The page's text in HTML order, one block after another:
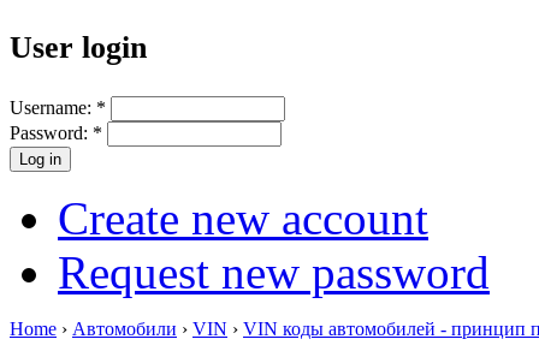
User login
Username: *
Password: *
Create new account
Request new password
Home › Автомобили › VIN › VIN коды автомобилей - принцип